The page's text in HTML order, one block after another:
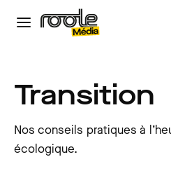
Transition
Nos conseils pratiques à
écologique.